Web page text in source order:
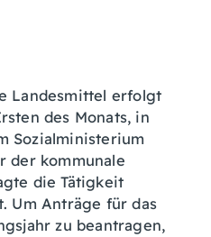
Landesmittel erfolgt
des Monats, in
Sozialministerium
der kommunale
die Tätigkeit
Um Anträge für das
zu beantragen,